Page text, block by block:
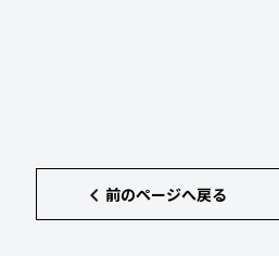
前のページへ戻る